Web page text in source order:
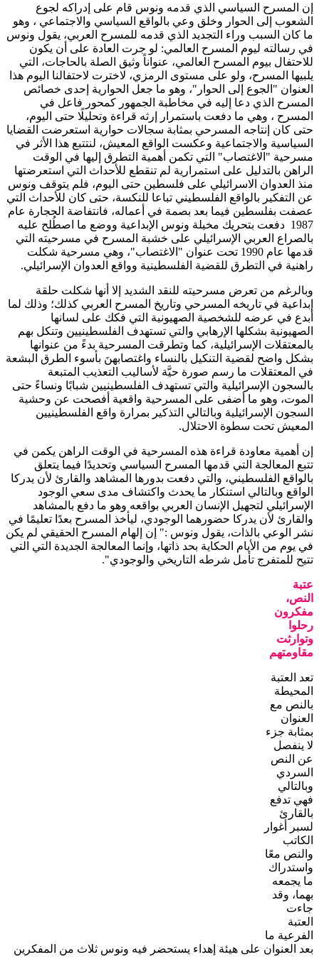
إن المسرح السياسي الذي قدمه ونوس قام على إدراكه لجوع
الشعوب إلى الحوار وخلق وعي بالواقع السياسي والاجتماعي ، وهو
ما كان السبب وراء التجديد الذي قدمه للمسرح العربي، يقول ونوس
في رسالته ليوم المسرح العالمي: لو جرت العادة على أن يكون
للاحتفال بيوم المسرح العالمي، عنواناً وثيق الصلة بالحاجات، التي
يلبيها المسرح، ولو على مستوى الرمزي، لاخترت لاحتفالنا اليوم هذا
العنوان "الجوع إلى الحوار"، وهو ما جعل الحوارية إحدى خصائص
المسرح الذي دعا إليه في مخاطبة الجمهور كمحور فاعل في
المسرح ، وهي ما دفعت باستمرار إرثه قراءة وتحليلًا حتى اليوم،
حتى كان إنتاجه المسرحي بمثابة سجالات حوارية استعرضت القضايا
السياسية والاجتماعية وعكست الواقع المعيش، لنتتبع هذا الأثر في
مسرحية "الاغتصاب" التي تكمن أهمية التطرق إليها في الوقت
الراهن بالتدليل على استمرارية لم تنقطع للأحداث التي استعرضتها
منذ العدوان الاسرائيلي على فلسطين حتى اليوم، فلم يتوقف ونوس
عن التفكير بالواقع الفلسطيني تباعا للنكسة، حتى كان للأحداث التي
عصفت بفلسطين فيما بعد بصمة في أعماله، فانتفاضة الحجارة عام
1987 دفعت بتحريك مخيلة ونوس الإبداعية ووضع ما اصطُلح عليه
بالصراع العربي الإسرائيلي على خشبة المسرح في مسرحيته التي
قدمها عام 1990 تحت عنوان "الاغتصاب"، وهي مسرحية شكلت
راهنية في التطرق للقضية الفلسطينية وواقع العدوان الإسرائيلي.
وبالرغم من تعرض مسرحيته للنقد الشديد إلا أنها شكلت حلقة
إبداعية في تاريخه المسرحي وتاريخ المسرح العربي كذلك؛ وذلك لما
أبدع في عرضه للشخصية الصهيونية التي فكك على لسانها
الصهيونية بشكلها الإرهابي والتي تستهدف الفلسطينيين وتنكل بهم
بالمعتقلات الإسرائيلية، كما وتطرقت المسرحية بدءً من عنوانها
بشكل واضح لقضية التنكيل بالنساء واغتصابهنَ بأسوء الطرق البشعة
في المعتقلات ما رسم صورة حيَّة لأساليب التعذيب المتبعة
بالسجون الإسرائيلية والتي تستهدف الفلسطينيين شبابًا ونساءً حتى
الموت، وهو ما أضفى على المسرحية واقعية أفصحت عن وحشية
السجون الإسرائيلية وبالتالي التذكير بمرارة واقع الفلسطينيين
المعيش تحت سطوة الاحتلال.
إن أهمية معاودة قراءة هذه المسرحية في الوقت الراهن يكمن في
تتبع المعالجة التي قدمها المسرح السياسي وتحديدًا فيما يتعلق
بالواقع الفلسطيني، والتي دفعت بدورها المشاهد والقارئ لأن يدركا
الواقع وبالتالي استنكار ما يحدث واكتشاف مدى سعي الوجود
الإسرائيلي لتجهيل الإنسان العربي بواقعه وهو ما دفع بالمشاهد
والقارئ لأن يدركا حضورهما الوجودي، ليأخذ المسرح بعدًا تعليمًا في
نشر الوعي بالذات، يقول ونوس :" إن إلهام المسرح الحقيقي لم يكن
في يوم من الأيام الحكاية بحد ذاتها، وإنما المعالجة الجديدة التي التي
تتيح للمتفرج تأمل شرطه التاريخي والوجودي".
عتبة
النص،
مفكرون
رحلوا
وتوارثت
مقاومتهم
تعد العتبة
المحيطة
بالنص مع
العنوان
بمثابة جزء
لا ينفصل
عن النص
السردي
وبالتالي
فهي تدفع
بالقارئ
لسبر أغوار
الكاتب
والنص معًا
واستدراك
ما يجمعه
بهما، وقد
جاءت
العتبة
الفرعية ما
بعد العنوان على هيئة إهداء يستحضر فيه ونوس ثلاث من المفكرين